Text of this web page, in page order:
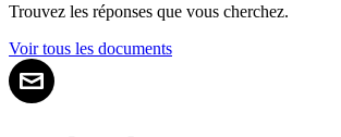
Trouvez les réponses que vous cherchez.
Voir tous les documents